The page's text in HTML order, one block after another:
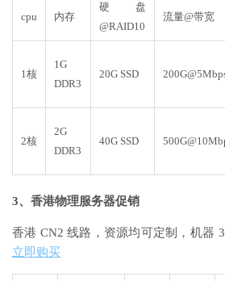
cpu 内存
硬盘
@RAID10
流量@带宽
1核
1G
DDR3
20G SSD
2核
2G
DDR3
40G SSD
3、香港物理服务器促销
香港 CN2 线路，资源均可定制，机器
立即购买